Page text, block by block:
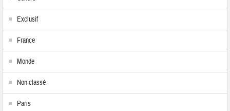
Exclusif
France
Monde
Non classé
Paris